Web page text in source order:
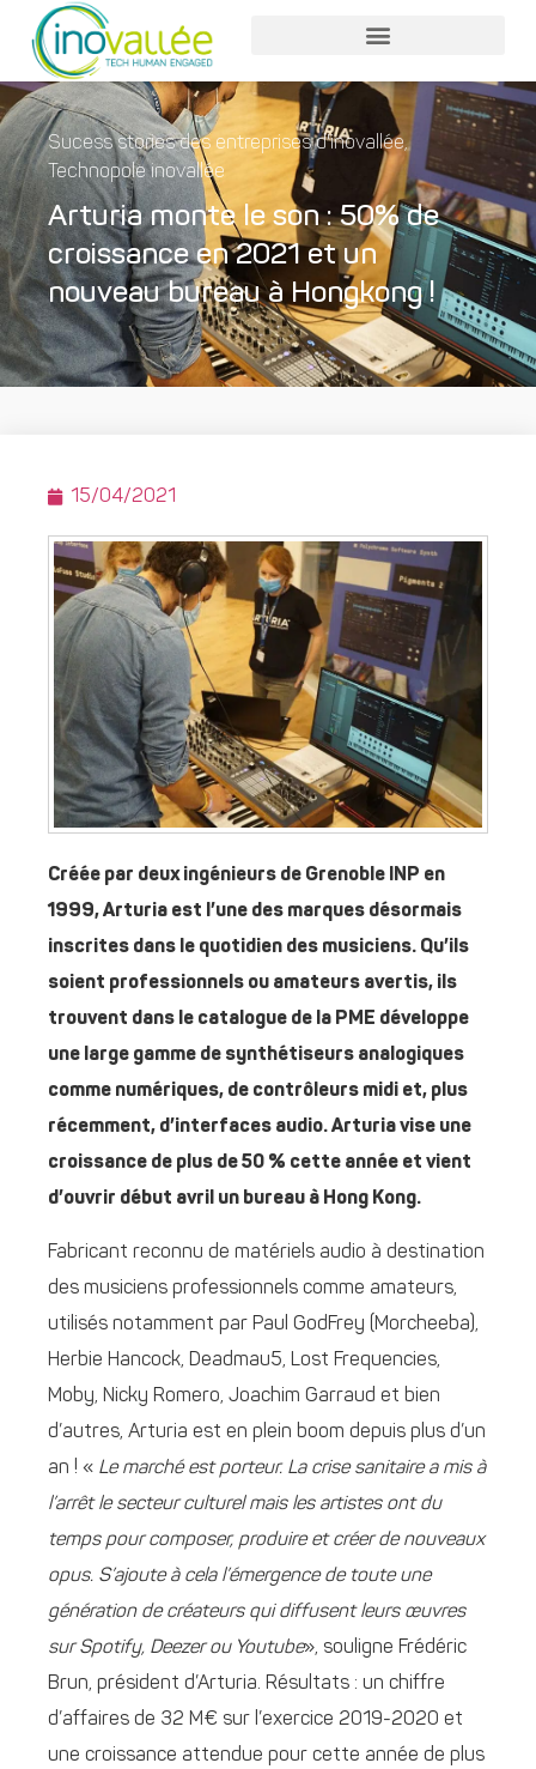
Sucess stories des entreprises d'inovallée,
Technopole inovallée
Arturia monte le son : 50% de
croissance en 2021 et un
nouveau bureau à Hongkong !
15/04/2021
Créée par deux ingénieurs de Grenoble INP en
1999, Arturia est l’une des marques désormais
inscrites dans le quotidien des musiciens. Qu’ils
soient professionnels ou amateurs avertis, ils
trouvent dans le catalogue de la PME développe
une large gamme de synthétiseurs analogiques
comme numériques, de contrôleurs midi et, plus
récemment, d’interfaces audio. Arturia vise une
croissance de plus de 50 % cette année et vient
d’ouvrir début avril un bureau à Hong Kong.
Fabricant reconnu de matériels audio à destination
des musiciens professionnels comme amateurs,
utilisés notamment par Paul GodFrey (Morcheeba),
Herbie Hancock, Deadmau5, Lost Frequencies,
Moby, Nicky Romero, Joachim Garraud et bien
d’autres, Arturia est en plein boom depuis plus d’un
an ! « Le marché est porteur. La crise sanitaire a mis à
l’arrêt le secteur culturel mais les artistes ont du
temps pour composer, produire et créer de nouveaux
opus. S’ajoute à cela l’émergence de toute une
génération de créateurs qui diffusent leurs œuvres
sur Spotify, Deezer ou Youtube», souligne Frédéric
Brun, président d’Arturia. Résultats : un chiffre
d’affaires de 32 M€ sur l’exercice 2019-2020 et
une croissance attendue pour cette année de plus